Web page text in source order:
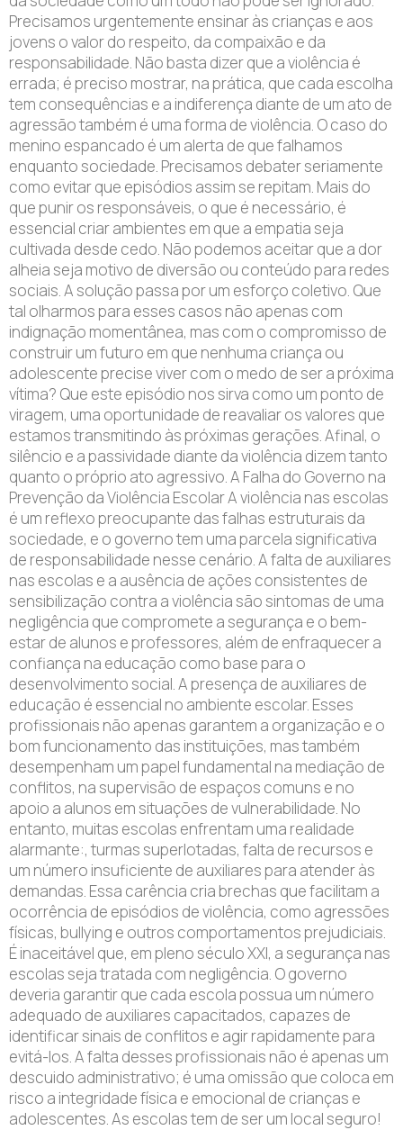
Precisamos urgentemente ensinar às crianças e aos
jovens o valor do respeito, da compaixão e da
responsabilidade. Não basta dizer que a violência é
errada; é preciso mostrar, na prática, que cada escolha
tem consequências e a indiferença diante de um ato de
agressão também é uma forma de violência. O caso do
menino espancado é um alerta de que falhamos
enquanto sociedade. Precisamos debater seriamente
como evitar que episódios assim se repitam. Mais do
que punir os responsáveis, o que é necessário, é
essencial criar ambientes em que a empatia seja
cultivada desde cedo. Não podemos aceitar que a dor
alheia seja motivo de diversão ou conteúdo para redes
sociais. A solução passa por um esforço coletivo. Que
tal olharmos para esses casos não apenas com
indignação momentânea, mas com o compromisso de
construir um futuro em que nenhuma criança ou
adolescente precise viver com o medo de ser a próxima
vítima? Que este episódio nos sirva como um ponto de
viragem, uma oportunidade de reavaliar os valores que
estamos transmitindo às próximas gerações. Afinal, o
silêncio e a passividade diante da violência dizem tanto
quanto o próprio ato agressivo. A Falha do Governo na
Prevenção da Violência Escolar A violência nas escolas
é um reflexo preocupante das falhas estruturais da
sociedade, e o governo tem uma parcela significativa
de responsabilidade nesse cenário. A falta de auxiliares
nas escolas e a ausência de ações consistentes de
sensibilização contra a violência são sintomas de uma
negligência que compromete a segurança e o bem-
estar de alunos e professores, além de enfraquecer a
confiança na educação como base para o
desenvolvimento social. A presença de auxiliares de
educação é essencial no ambiente escolar. Esses
profissionais não apenas garantem a organização e o
bom funcionamento das instituições, mas também
desempenham um papel fundamental na mediação de
conflitos, na supervisão de espaços comuns e no
apoio a alunos em situações de vulnerabilidade. No
entanto, muitas escolas enfrentam uma realidade
alarmante:, turmas superlotadas, falta de recursos e
um número insuficiente de auxiliares para atender às
demandas. Essa carência cria brechas que facilitam a
ocorrência de episódios de violência, como agressões
físicas, bullying e outros comportamentos prejudiciais.
É inaceitável que, em pleno século XXI, a segurança nas
escolas seja tratada com negligência. O governo
deveria garantir que cada escola possua um número
adequado de auxiliares capacitados, capazes de
identificar sinais de conflitos e agir rapidamente para
evitá-los. A falta desses profissionais não é apenas um
descuido administrativo; é uma omissão que coloca em
risco a integridade física e emocional de crianças e
adolescentes. As escolas tem de ser um local seguro!